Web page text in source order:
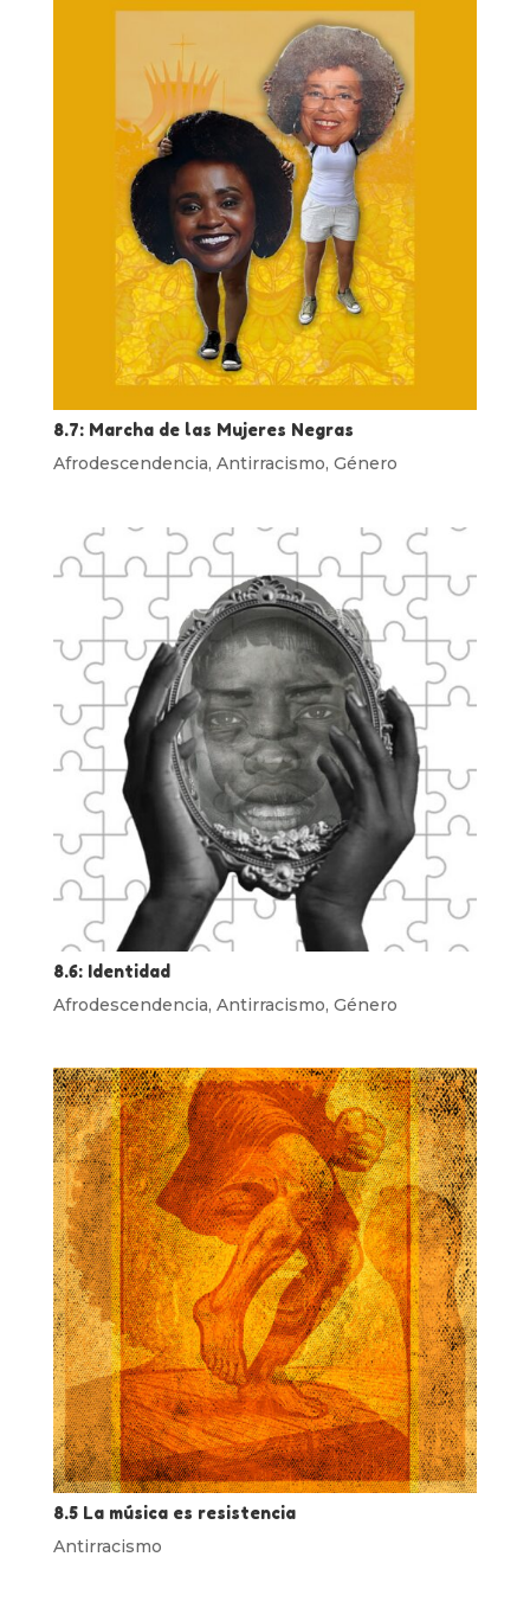
8.7: Marcha de las Mujeres Negras
Afrodescendencia, Antirracismo, Género
8.6: Identidad
Afrodescendencia, Antirracismo, Género
8.5 La música es resistencia
Antirracismo